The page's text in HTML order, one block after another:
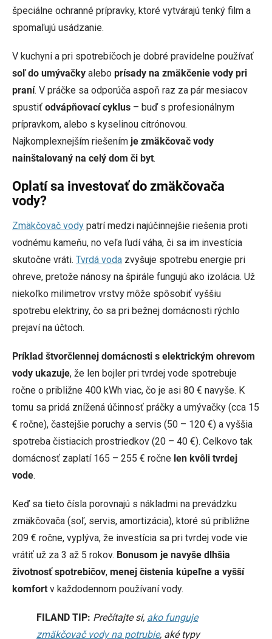
špeciálne ochranné prípravky, ktoré vytvárajú tenký film a
spomaľujú usádzanie.
V kuchyni a pri spotrebičoch je dobré pravidelne používať
soľ do umývačky alebo prísady na zmäkčenie vody pri
praní. V práčke sa odporúča aspoň raz za pár mesiacov
spustiť odvápňovací cyklus – buď s profesionálnym
prípravkom, alebo s kyselinou citrónovou.
Najkomplexnejším riešením je zmäkčovač vody
nainštalovaný na celý dom či byt.
Oplatí sa investovať do zmäkčovača
vody?
Zmäkčovač vody patrí medzi najúčinnejšie riešenia proti
vodnému kameňu, no veľa ľudí váha, či sa im investícia
skutočne vráti. Tvrdá voda zvyšuje spotrebu energie pri
ohreve, pretože nánosy na špirále fungujú ako izolácia. Už
niekoľko milimetrov vrstvy môže spôsobiť vyššiu
spotrebu elektriny, čo sa pri bežnej domácnosti rýchlo
prejaví na účtoch.
Príklad štvorčlennej domácnosti s elektrickým ohrevom
vody ukazuje, že len bojler pri tvrdej vode spotrebuje
ročne o približne 400 kWh viac, čo je asi 80 € navyše. K
tomu sa pridá znížená účinnosť práčky a umývačky (cca 15
€ ročne), častejšie poruchy a servis (50 – 120 €) a vyššia
spotreba čistiacich prostriedkov (20 – 40 €). Celkovo tak
domácnosť zaplatí 165 – 255 € ročne len kvôli tvrdej
vode.
Keď sa tieto čísla porovnajú s nákladmi na prevádzku
zmäkčovača (soľ, servis, amortizácia), ktoré sú približne
209 € ročne, vyplýva, že investícia sa pri tvrdej vode vie
vrátiť už za 3 až 5 rokov. Bonusom je navyše dlhšia
životnosť spotrebičov, menej čistenia kúpeľne a vyšší
komfort v každodennom používaní vody.
FILAND TIP: Prečítajte si, ako funguje
zmäkčovač vody na potrubie, aké typy